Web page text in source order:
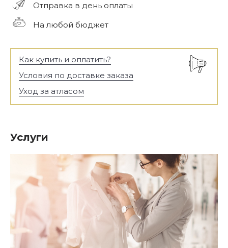
Отправка в день оплаты
На любой бюджет
Как купить и оплатить?
Условия по доставке заказа
Уход за атласом
Услуги